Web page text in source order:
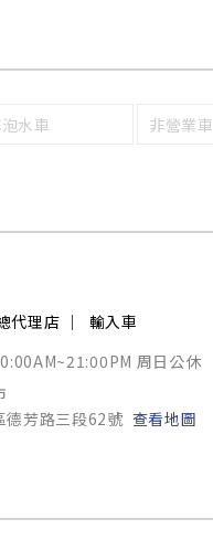
水車 非營業車
代理店
輸入車
周日公休
德芳路三段62號 查看地圖